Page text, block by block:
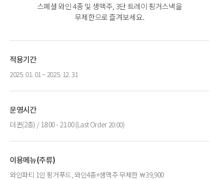
스페셜 와인 4종 및 생맥주, 3단 트레이 핑거스낵을
무제한으로 즐겨보세요.
적용기간
2025. 01. 01 ~ 2025. 12. 31
운영시간
더퀸(2층) / 18:00 - 21:00 (Last Order 20:00)
이용메뉴(주류)
와인파티 1인 핑거푸드, 와인4종+생맥주 무제한 ￦39,900